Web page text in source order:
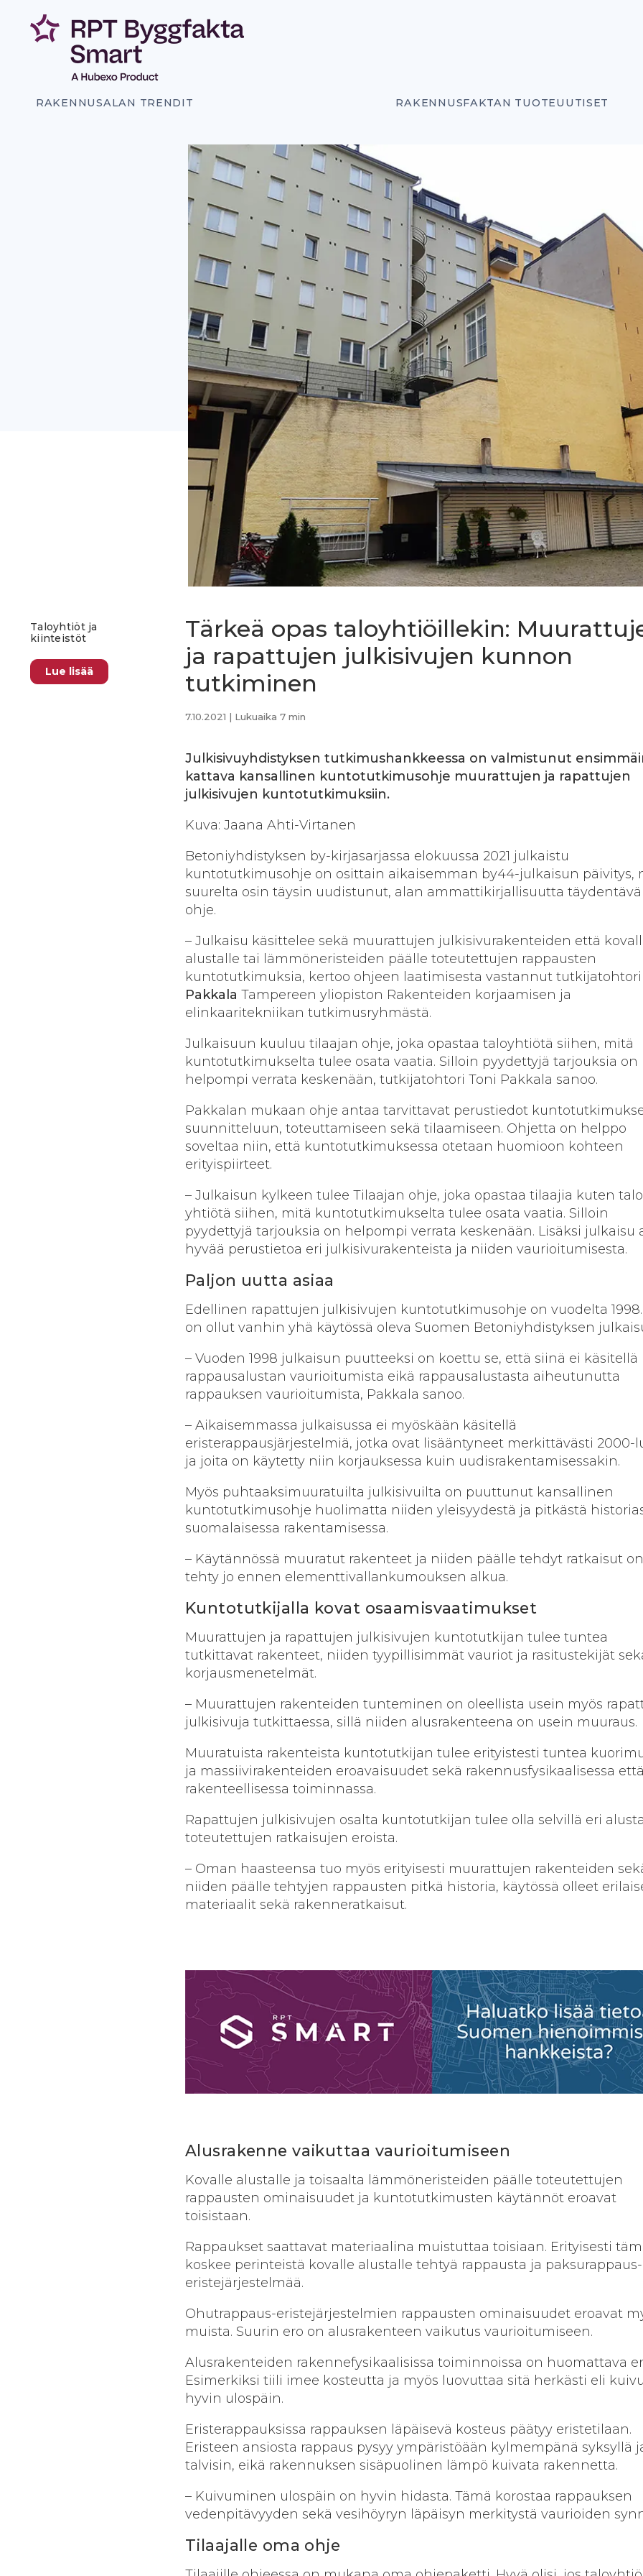
sisältöön
RAKENNUSALAN TRENDIT RAKENNUSFAKTAN TUOTEUUTISET
Taloyhtiöt ja
kiinteistöt
Lue lisää
Tärkeä opas taloyhtiöillekin:
ja rapattujen julkisivujen kunnon
tutkiminen
7.10.2021 | Lukuaika 7 min
Julkisivuyhdistyksen tutkimushankkeessa on valmistunut
kattava kansallinen kuntotutkimusohje muurattujen ja rapattujen
julkisivujen kuntotutkimuksiin.
Kuva: Jaana Ahti-Virtanen
Betoniyhdistyksen by-kirjasarjassa elokuussa 2021 julkaistu
kuntotutkimusohje on osittain aikaisemman by44-julkaisun päivitys,
suurelta osin täysin uudistunut, alan ammattikirjallisuutta täydentävä
ohje.
– Julkaisu käsittelee sekä muurattujen julki­sivurakenteiden että
alustalle tai lämmön­eristeiden päälle toteutettujen rappaus­ten
kuntotutkimuksia, kertoo ohjeen laatimisesta vastannut
Pakkala Tampereen yliopiston Rakenteiden korjaamisen ja
elinkaaritekniikan tutkimusryhmästä.
Julkaisuun kuuluu tilaajan ohje, joka opastaa talo­yhtiötä siihen, mitä
kuntotutkimukselta tulee osata vaatia. Silloin pyydettyjä tarjouksia on
helpompi verrata keskenään, tutkijatohtori Toni Pakkala sanoo.
Pakkalan mukaan ohje antaa tarvittavat perus­tiedot
suunnitteluun, toteuttamiseen sekä tilaamiseen. Ohjetta on helppo
soveltaa niin, että kuntotutkimuksessa otetaan huomioon kohteen
erityispiirteet.
– Julkaisun kylkeen tulee Tilaajan ohje, joka opastaa tilaajia kuten
yhtiötä siihen, mitä kuntotutkimukselta tulee osata vaatia. Silloin
pyydettyjä tarjouksia on helpompi verrata keskenään. Lisäksi julkaisu
hyvää perustietoa eri julkisivurakenteista ja niiden vaurioitumisesta.
Paljon uutta asiaa
Edellinen rapattujen julkisivujen kuntotutkimusohje on vuodelta 1998.
on ollut vanhin yhä käytössä oleva Suomen Betoniyhdistyksen
– Vuoden 1998 julkaisun puutteeksi on koettu se, että siinä ei käsitellä
rappausalustan vaurioitumista eikä rappausalustasta aiheutunutta
rappauk­sen vaurioitumista, Pakkala sanoo.
– Aikaisemmassa julkaisussa ei myöskään käsitellä
eristerappausjärjestelmiä, jotka ovat lisääntyneet merkittävästi 2000-
ja joita on käytetty niin korjauksessa kuin uudisrakentamisessakin.
Myös puhtaaksimuuratuilta julkisivuilta on puuttunut kansallinen
kuntotutkimusohje huolimatta niiden yleisyydestä ja pitkästä
suomalaisessa rakentamisessa.
– Käytännössä muuratut rakenteet ja niiden päälle tehdyt ratkaisut on
tehty jo ennen elementtivallankumouksen alkua.
Kuntotutkijalla kovat osaamisvaatimukset
Muurattujen ja rapattujen julkisivujen kuntotutkijan tulee tuntea
tutkittavat rakenteet, niiden tyypillisimmät vauriot ja rasitustekijät
korjausmenetelmät.
– Muurattujen rakenteiden tunteminen on oleellista usein myös
julkisivuja tutkittaessa, sillä niiden alusrakenteena on usein muuraus.
Muuratuista rakenteista kuntotutkijan tulee erityistesti tuntea
ja massiivirakenteiden eroavaisuudet sekä rakennusfysikaalisessa
rakenteellisessa toiminnassa.
Rapattujen julkisivujen osalta kuntotutkijan tulee olla selvillä eri
toteutettujen ratkaisujen eroista.
– Oman haasteensa tuo myös erityisesti muurattujen rakenteiden
niiden päälle tehtyjen rappausten pitkä historia, käytössä olleet
materiaalit sekä rakenneratkaisut.
Alusrakenne vaikuttaa vaurioitumiseen
Kovalle alustalle ja toisaalta lämmöneristeiden päälle toteutettujen
rappausten ominaisuudet ja kuntotutkimusten käytännöt eroavat
toisistaan.
Rappaukset saattavat materiaalina muistuttaa toisiaan. Erityisesti
koskee perinteistä kovalle alustalle tehtyä rappausta ja paksurappaus-
eristejärjestelmää.
Ohutrappaus-eristejärjestelmien rappausten ominaisuudet eroavat
muista. Suurin ero on alusrakenteen vaikutus vaurioitumiseen.
Alusrakenteiden rakennefysikaalisissa toiminnoissa on huomattava
Esimerkiksi tiili imee kosteutta ja myös luovuttaa sitä herkästi eli
hyvin ulospäin.
Eristerappauksissa rappauksen läpäisevä kosteus päätyy eristetilaan.
Eristeen ansiosta rappaus pysyy ympäristöään kylmempänä syksyllä
talvisin, eikä rakennuksen sisäpuolinen lämpö kuivata rakennetta.
– Kuivuminen ulospäin on hyvin hidasta. Tämä korostaa rappauksen
vedenpitävyyden sekä vesihöyryn läpäisyn merkitystä vaurioiden
Tilaajalle oma ohje